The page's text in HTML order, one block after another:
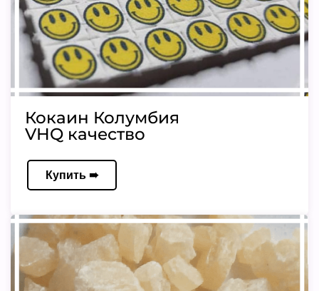
Кокаин Колумбия
VHQ качество
Купить ➠